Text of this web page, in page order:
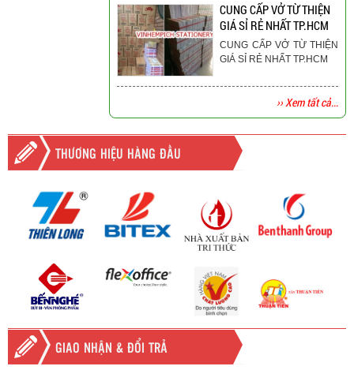
CUNG CẤP VỞ TỪ THIỆN
GIÁ SỈ RẺ NHẤT TP.HCM
CUNG CẤP VỞ TỪ THIỆN
GIÁ SỈ RẺ NHẤT TP.HCM
›› Xem tất cả...
THƯƠNG HIỆU HÀNG ĐẦU
GIAO NHẬN & ĐỔI TRẢ